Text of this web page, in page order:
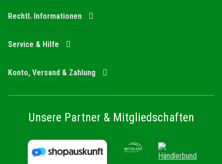
Rechtl. Informationen
Service & Hilfe
Konto, Versand & Zahlung
Unsere Partner & Mitgliedschaften